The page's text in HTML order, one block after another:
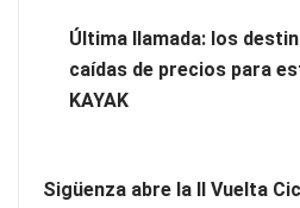
conectando lonjas con
Última llamada: los
caídas de precios para
KAYAK
Sigüenza abre la II Vuelta